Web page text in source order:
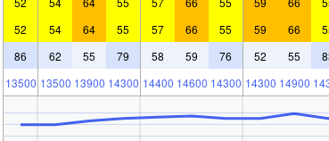
52 54 64 55 57 66 55 59 66
86 62 55 79 58 59 76 52 55
13500 13500 13900 14300 14400 14600 14300 14300 14900